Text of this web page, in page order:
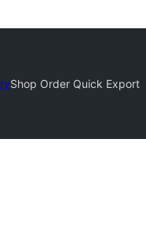
Shop Order Quick Export